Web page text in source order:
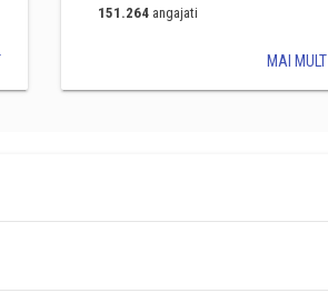
151.264 angajati
MAI MULT